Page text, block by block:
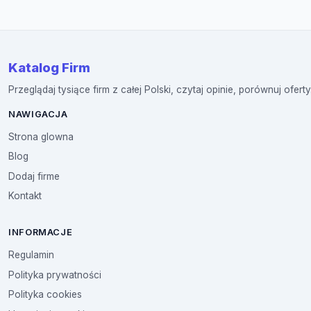
Katalog Firm
Przeglądaj tysiące firm z całej Polski, czytaj opinie, porównuj
NAWIGACJA
Strona glowna
Blog
Dodaj firme
Kontakt
INFORMACJE
Regulamin
Polityka prywatności
Polityka cookies